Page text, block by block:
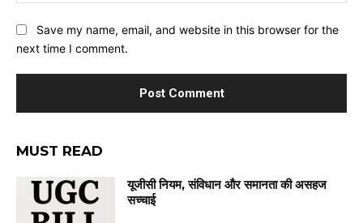
Save my name, email, and website in this browser for the
next time I comment.
MUST READ
यूजीसी नियम, संविधान और समानता की असहज
सच्चाई